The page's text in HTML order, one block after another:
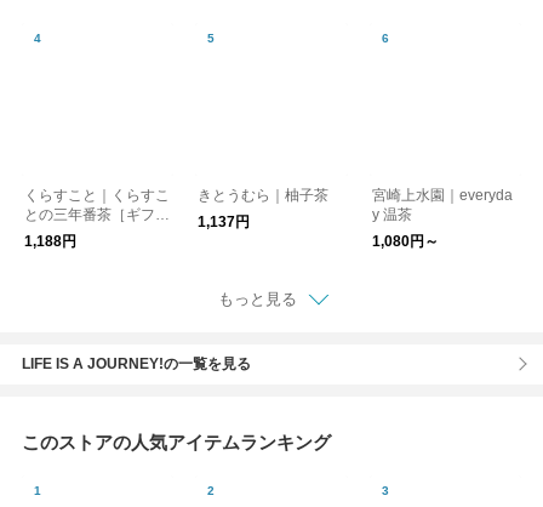
くらすこと｜くらすこ
との三年番茶［ギフ
ト/贈り物］
1,188円
きとうむら｜柚子茶
1,137円
宮崎上水園｜everyda
y 温茶
1,080円～
もっと見る
LIFE IS A JOURNEY!の一覧を見る
このストアの人気アイテムランキング